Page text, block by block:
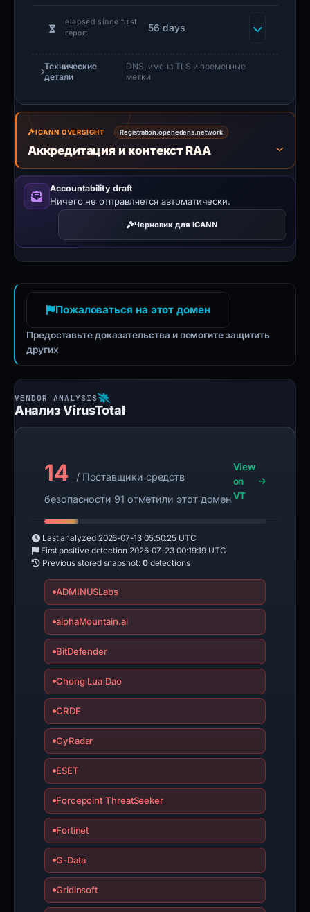
elapsed since first
report
56 days
Технические
детали
DNS, имена TLS и временные
метки
ICANN OVERSIGHT Registration:openedens.network
Аккредитация и контекст RAA
Accountability draft
Ничего не отправляется автоматически.
Черновик для ICANN
Пожаловаться на этот домен
Предоставьте доказательства и помогите защитить
других
Анализ VirusTotal
14
/ Поставщики средств
безопасности 91 отметили этот домен
View
on
VT
Last analyzed 2026-07-13 05:50:25 UTC
First positive detection 2026-07-23 00:19:19 UTC
Previous stored snapshot: 0detections
ADMINUSLabs
alphaMountain.ai
BitDefender
Chong Lua Dao
CRDF
CyRadar
ESET
Forcepoint ThreatSeeker
Fortinet
G-Data
Gridinsoft